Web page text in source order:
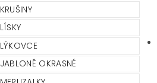
KRUŠINY
LÍSKY
LÝKOVCE
JABLONĚ OKRASNÉ